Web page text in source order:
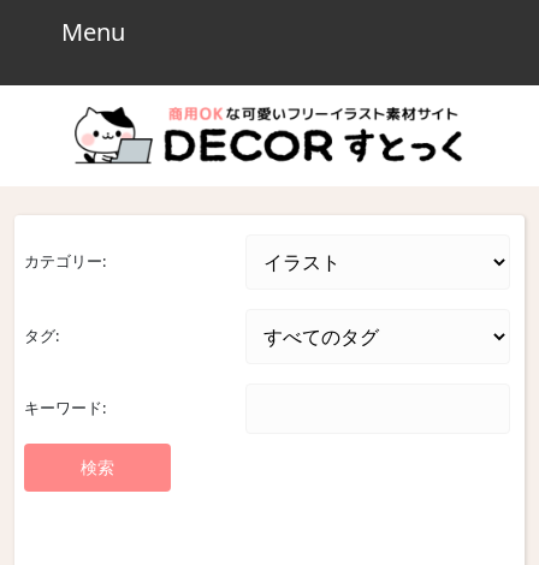
Menu
カテゴリー:
タグ:
キーワード: